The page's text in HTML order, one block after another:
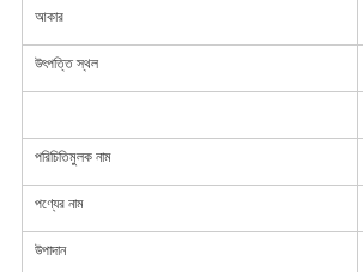
আকার
উৎপত্তি স্থল
পরিচিতিমুলক নাম
পণ্যের নাম
উপাদান